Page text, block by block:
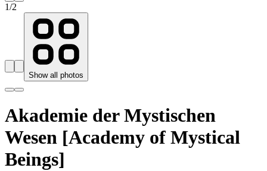
1/2
Show all photos
Akademie der Mystischen
Wesen [Academy of Mystical
Beings]